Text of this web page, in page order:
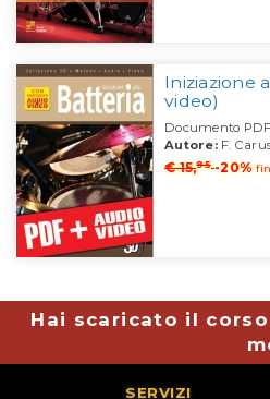
Iniziazione
video)
Documento
Autore:F.
€ 15,95 -20%
Hai scaricato il
SERVIZI